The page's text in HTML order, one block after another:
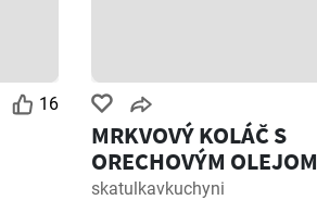
16
MRKVOVÝ KOLÁČ S
ORECHOVÝM OLEJOM
skatulkavkuchyni